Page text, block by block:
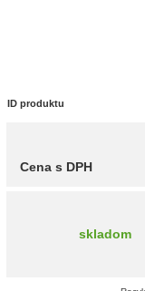
ID produktu
Cena s DPH
skladom